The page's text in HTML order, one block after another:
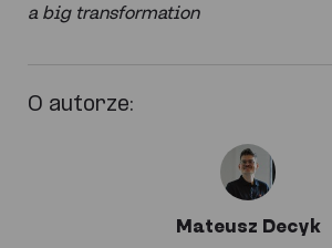
a big transformation
O autorze:
Mateusz Decyk